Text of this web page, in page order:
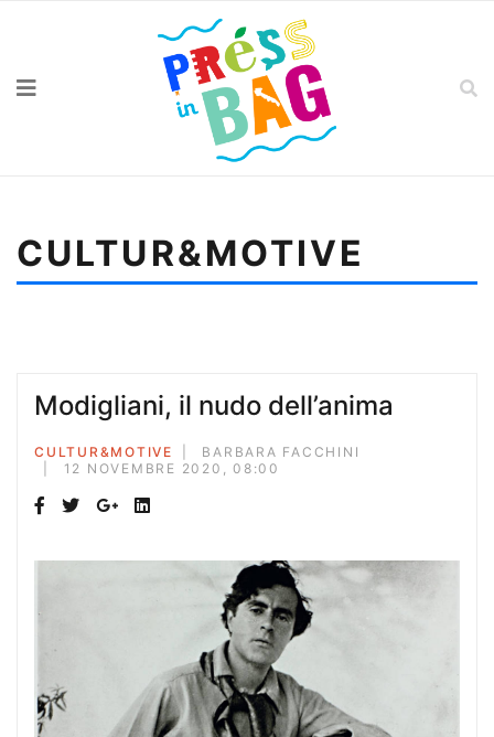
CULTUR&MOTIVE
Modigliani, il nudo dell’anima
CULTUR&MOTIVE
BARBARA FACCHINI
12 NOVEMBRE 2020, 08:00